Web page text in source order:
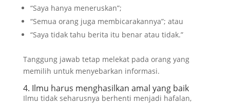
“Saya hanya meneruskan”;
“Semua orang juga membicarakannya”; atau
“Saya tidak tahu berita itu benar atau tidak.”
Tanggung jawab tetap melekat pada orang yang
memilih untuk menyebarkan informasi.
4. Ilmu harus menghasilkan amal yang baik
Ilmu tidak seharusnya berhenti menjadi hafalan,